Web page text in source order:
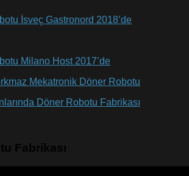
İsveç Gastronord 2018’de
Milano Host 2017’de
Döner Robotu Fabrikası
Fabrikası